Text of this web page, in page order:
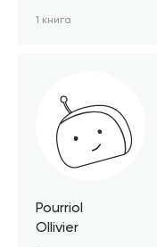
1 книга
Pourriol
Ollivier